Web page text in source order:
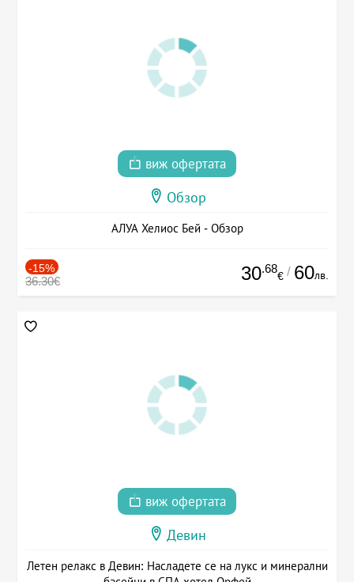
виж офертата
Обзор
АЛУА Хелиос Бей - Обзор
-15%
36.30€ 30.68
€ / 60лв.
виж офертата
Девин
Летен релакс в Девин: Насладете се на лукс и минерални